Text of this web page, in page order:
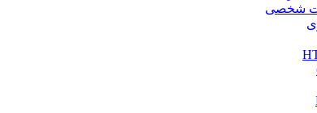
شخصی